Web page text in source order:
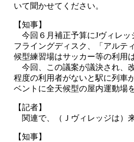
いて聞かせてください。
【知事】
今回６月補正予算にJヴィレッ
フライングディスク、「アルテ
候型練習場はサッカー等の利用
今回、この議案が議決され、
程度の利用者がないと駅に列車
ベントに全天候型の屋内運動場
【記者】
関連で、（Ｊヴィレッジは）
【知事】